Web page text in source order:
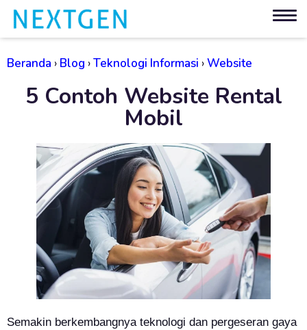
Beranda › Blog ›Teknologi Informasi ›Website
5 Contoh Website Rental
Mobil
Semakin berkembangnya teknologi dan pergeseran gaya